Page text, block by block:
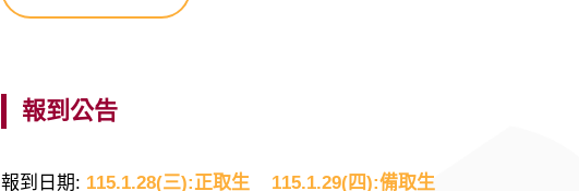
報到公告
報到日期: 115.1.28(三):正取生 115.1.29(四):備取生